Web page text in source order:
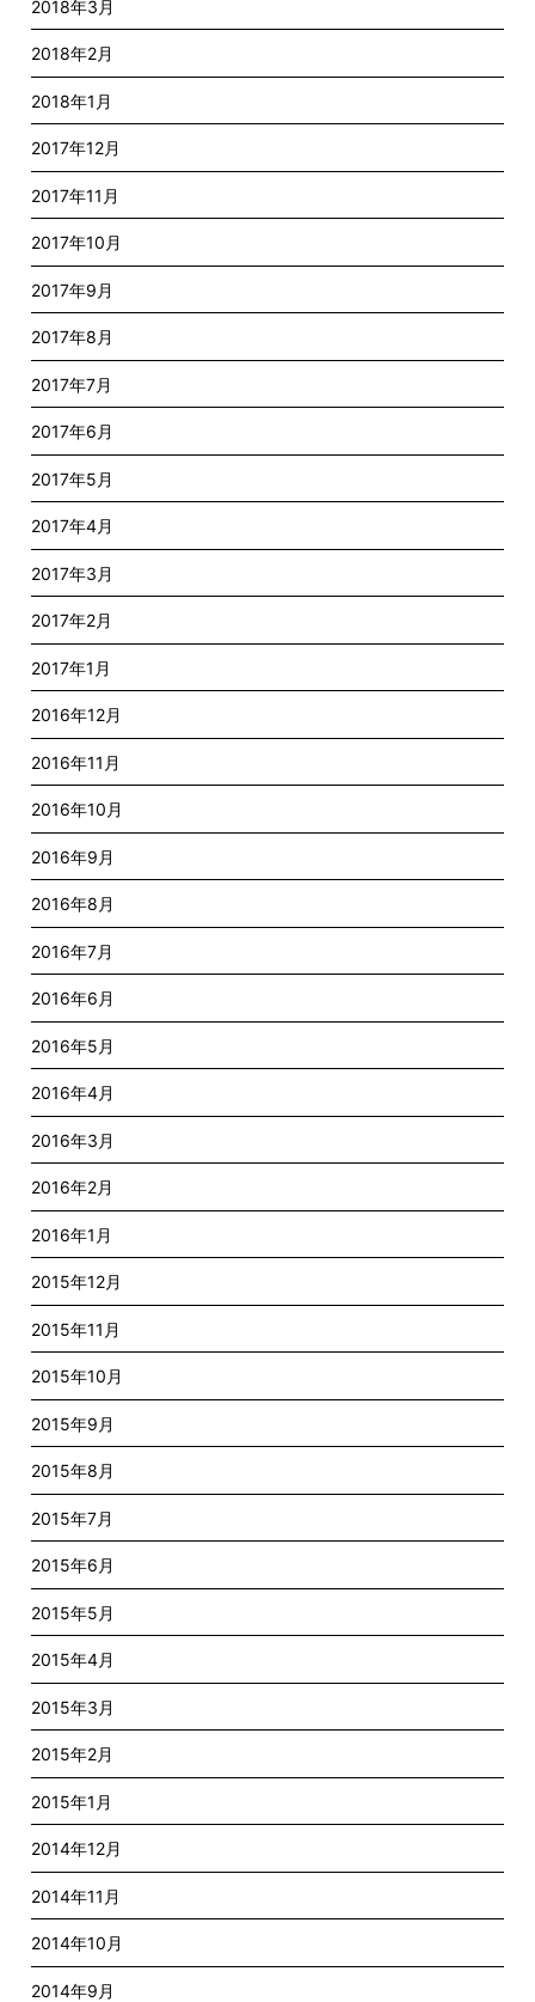
2018年3月
2018年2月
2018年1月
2017年12月
2017年11月
2017年10月
2017年9月
2017年8月
2017年7月
2017年6月
2017年5月
2017年4月
2017年3月
2017年2月
2017年1月
2016年12月
2016年11月
2016年10月
2016年9月
2016年8月
2016年7月
2016年6月
2016年5月
2016年4月
2016年3月
2016年2月
2016年1月
2015年12月
2015年11月
2015年10月
2015年9月
2015年8月
2015年7月
2015年6月
2015年5月
2015年4月
2015年3月
2015年2月
2015年1月
2014年12月
2014年11月
2014年10月
2014年9月